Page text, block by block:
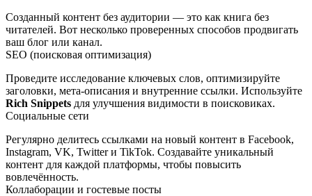
Созданный контент без аудитории — это как книга без
читателей. Вот несколько проверенных способов продвигать
ваш блог или канал.
SEO (поисковая оптимизация)
Проведите исследование ключевых слов, оптимизируйте
заголовки, мета‑описания и внутренние ссылки. Используйте
Rich Snippets для улучшения видимости в поисковиках.
Социальные сети
Регулярно делитесь ссылками на новый контент в Facebook,
Instagram, VK, Twitter и TikTok. Создавайте уникальный
контент для каждой платформы, чтобы повысить
вовлечённость.
Коллаборации и гостевые посты